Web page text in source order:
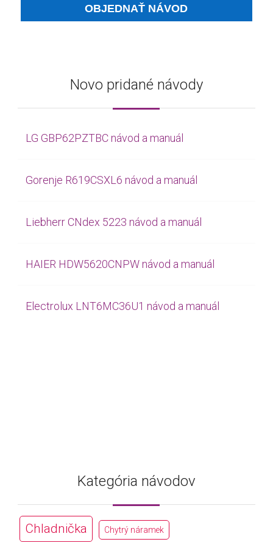
Novo pridané návody
LG GBP62PZTBC návod a manuál
Gorenje R619CSXL6 návod a manuál
Liebherr CNdex 5223 návod a manuál
HAIER HDW5620CNPW návod a manuál
Electrolux LNT6MC36U1 návod a manuál
Kategória návodov
Chladnička Chytrý náramek